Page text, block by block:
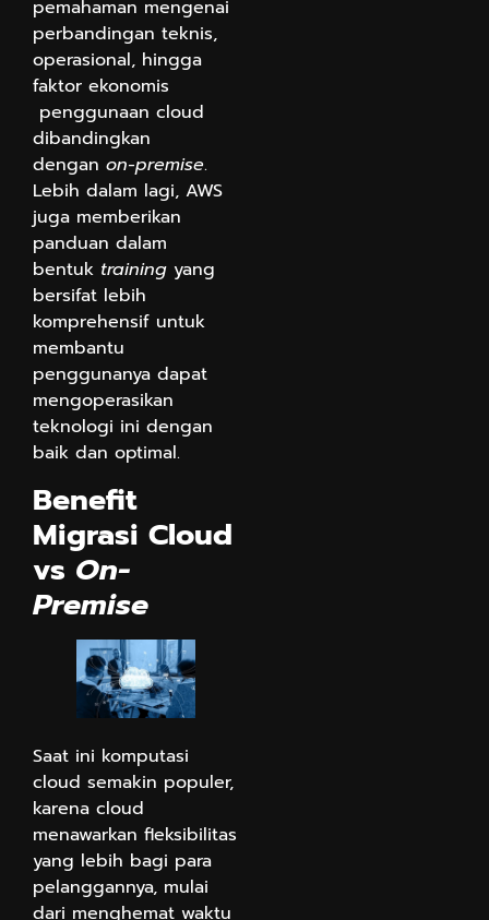
pemahaman mengenai
perbandingan teknis,
operasional, hingga
faktor ekonomis
penggunaan cloud
dibandingkan
dengan on-premise.
Lebih dalam lagi, AWS
juga memberikan
panduan dalam
bentuk training yang
bersifat lebih
komprehensif untuk
membantu
penggunanya dapat
mengoperasikan
teknologi ini dengan
baik dan optimal.
Benefit
Migrasi Cloud
vs On-
Premise
Saat ini komputasi
cloud semakin populer,
karena cloud
menawarkan fleksibilitas
yang lebih bagi para
pelanggannya, mulai
dari menghemat waktu